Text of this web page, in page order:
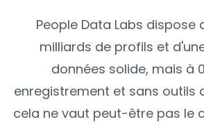
People Data Labs dispose
milliards de profils et
données solide, mais à
enregistrement et sans outils
cela ne vaut peut-être pas le